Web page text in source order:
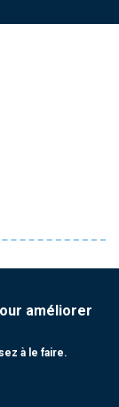
améliorer
à le faire.